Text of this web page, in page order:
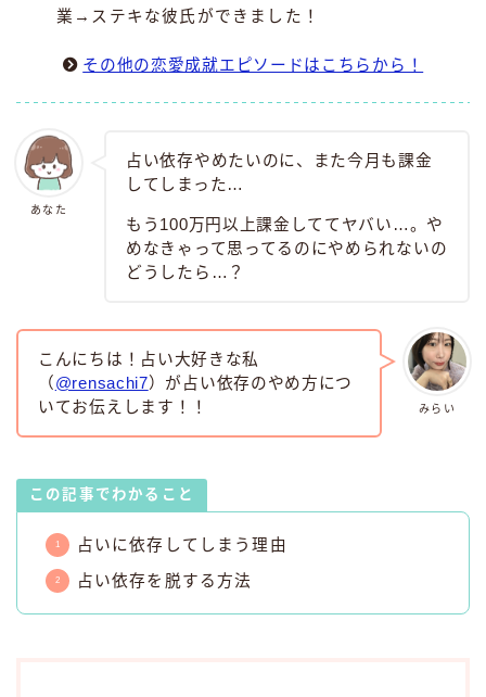
業→ステキな彼氏ができました！
その他の恋愛成就エピソードはこちらから！
あなた
占い依存やめたいのに、また今月も課金
してしまった…
もう100万円以上課金しててヤバい…。や
めなきゃって思ってるのにやめられないの
どうしたら…？
みらい
こんにちは！占い大好きな私
（@rensachi7）が占い依存のやめ方につ
いてお伝えします！！
この記事でわかること
占いに依存してしまう理由
占い依存を脱する方法